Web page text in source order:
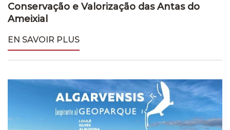
Conservação e Valorização das Antas do
Ameixial
EN SAVOIR PLUS